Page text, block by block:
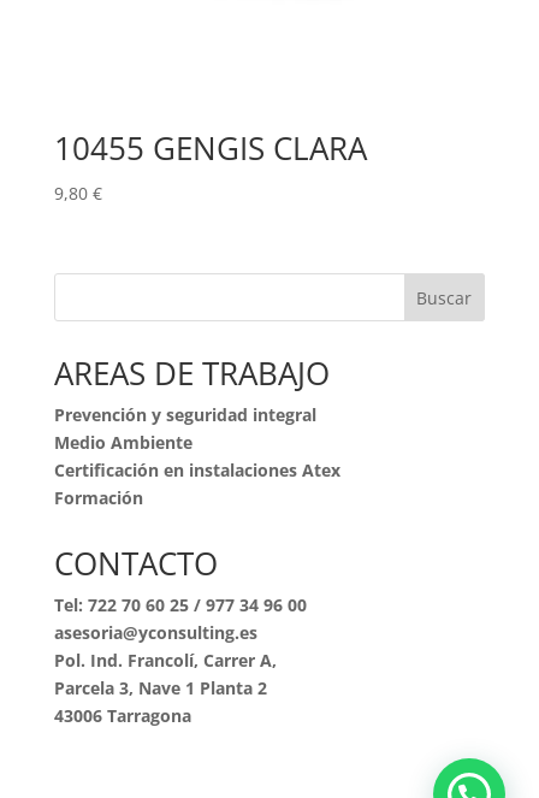
10455 GENGIS CLARA
9,80 €
Buscar
AREAS DE TRABAJO
Prevención y seguridad integral
Medio Ambiente
Certificación en instalaciones Atex
Formación
CONTACTO
Tel: 722 70 60 25/ 977 34 96 00
asesoria@yconsulting.es
Pol. Ind. Francolí, Carrer A,
Parcela 3, Nave 1 Planta 2
43006 Tarragona